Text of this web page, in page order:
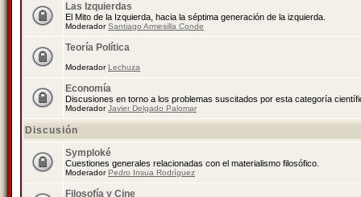
Las Izquierdas
El Mito de la Izquierda, hacia la séptima generación de la izquierda.
ModeradorSantiago Armesilla Conde
Teoría Política
ModeradorLechuza
Economía
Discusiones en torno a los problemas suscitados por esta categoría
ModeradorJavier Delgado Palomar
Discusión
Symploké
Cuestiones generales relacionadas con el materialismo filosófico.
ModeradorPedro Insua Rodríguez
Filosofía y Cine